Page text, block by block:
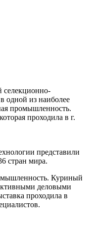
селекционно-
одной из наиболее
промышленность.
проходила в г.
представили
стран мира.
Куриный
деловыми
проходила в